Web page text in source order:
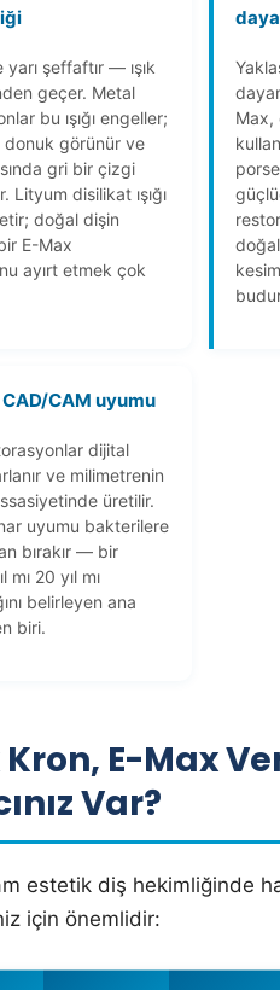
şeffaftır — ışık
geçer. Metal
bu ışığı engeller;
görünür ve
gri bir çizgi
Lityum disilikat ışığı
doğal dişin
E-Max
ayırt etmek çok
Max,
CAM uyumu
dijital
ve milimetrenin
üretilir.
uyumu bakterilere
bırakır — bir
mı 20 yıl mı
belirleyen ana
biri.
Kron, E-Max
Var?
estetik diş hekimliğinde
için önemlidir: